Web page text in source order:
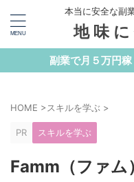
本当に安全な副
地味
副業で月５万円稼
HOME >スキルを学ぶ >
PR スキルを学ぶ
Famm（ファム